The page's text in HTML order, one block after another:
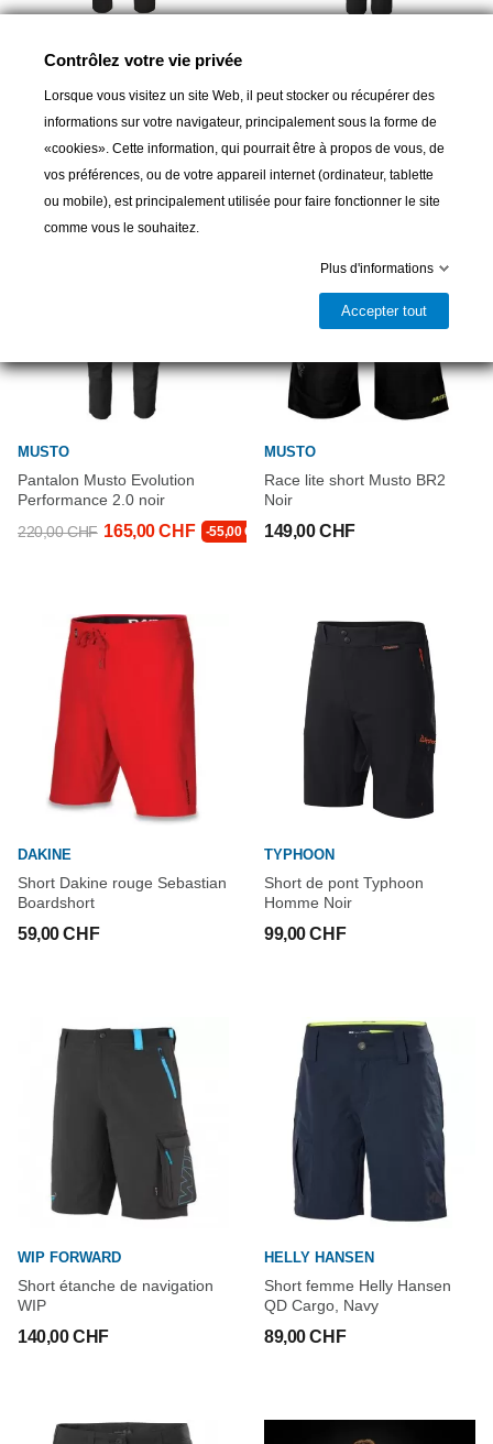
Performance strecht noir
169,00 CHF
Performance 2.0 femme noir
220,00 CHF 165,00 CHF
MUSTO
Pantalon Musto Evolution
Performance 2.0 noir
220,00 CHF 165,00 CHF -55,00 CHF
MUSTO
Race lite short Musto BR2
Noir
149,00 CHF
DAKINE
Short Dakine rouge Sebastian
Boardshort
59,00 CHF
TYPHOON
Short de pont Typhoon
Homme Noir
99,00 CHF
WIP FORWARD
Short étanche de navigation
WIP
140,00 CHF
HELLY HANSEN
Short femme Helly Hansen
QD Cargo, Navy
89,00 CHF
Contrôlez votre vie privée
Lorsque vous visitez un site Web, il peut stocker ou récupérer des
informations sur votre navigateur, principalement sous la forme de
«cookies». Cette information, qui pourrait être à propos de vous, de
vos préférences, ou de votre appareil internet (ordinateur, tablette
ou mobile), est principalement utilisée pour faire fonctionner le site
comme vous le souhaitez.
Plus d'informations
Accepter tout